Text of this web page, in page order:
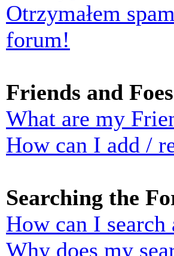
Otrzymałem
forum!
Friends and Foes
What are my
How can I add /
Searching the
How can I
Why does my